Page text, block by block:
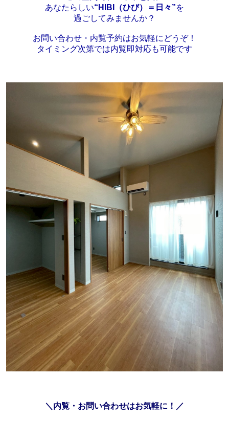
あなたらしい“HIBI（ひび）＝日々”を
過ごしてみませんか？
お問い合わせ・内覧予約はお気軽にどうぞ！
タイミング次第では内覧即対応も可能です
＼内覧・お問い合わせはお気軽に！／